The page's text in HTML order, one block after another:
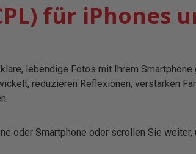
für iPhones
lebendige Fotos mit Ihrem
reduzieren Reflexionen, verstärken
oder Smartphone oder scrollen Sie weiter,